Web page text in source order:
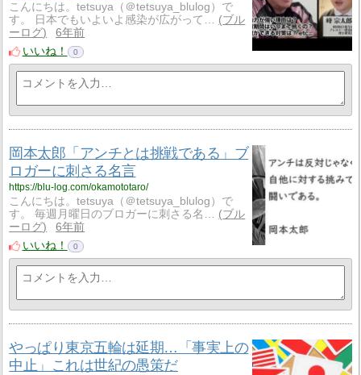
こんにちは。tetsuya（＠tetsuya_blulog）で
す。 日本でもいよいよ感染が広がって…
ブル
ーログ
6年前
いいね！
0
岡本太郎「アンチとは挑戦である」ブ
ロガーに刺さる名言
https://blu-log.com/okamototaro/
こんにちは。tetsuya（＠tetsuya_blulog）で
す。 毎週月曜日のブロガーに刺さる名…
ブル
ーログ
6年前
いいね！
0
やっぱり東京五輪は延期…「事実上の
中止」これは世紀の愚策だ